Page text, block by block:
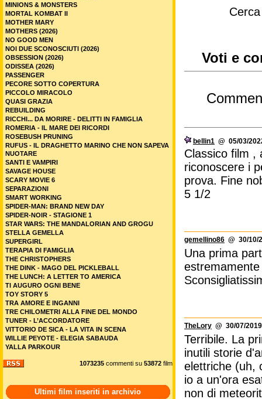
Voti e
bellin1 @ 05/03/
Classico film ,
riconoscere i
prova. Fine
5 1/2
gemellino86 @ 30/10/
Una prima
TheLory @ 30/07/
Terribile. La
inutili storie
elettriche (uh,
io a un'ora
non di
MINIONS & MONSTERS
MORTAL KOMBAT II
MOTHER MARY
MOTHERS (2026)
NO GOOD MEN
NOI DUE SCONOSCIUTI (2026)
OBSESSION (2026)
ODISSEA (2026)
PASSENGER
PECORE SOTTO COPERTURA
PICCOLO MIRACOLO
QUASI GRAZIA
REBUILDING
RICCHI... DA MORIRE - DELITTI IN FAMIGLIA
ROMERIA - IL MARE DEI RICORDI
ROSEBUSH PRUNING
RUFUS - IL DRAGHETTO MARINO CHE NON SAPEVA
NUOTARE
SANTI E VAMPIRI
SAVAGE HOUSE
SCARY MOVIE 6
SEPARAZIONI
SMART WORKING
SPIDER-MAN: BRAND NEW DAY
SPIDER-NOIR - STAGIONE 1
STAR WARS: THE MANDALORIAN AND GROGU
STELLA GEMELLA
SUPERGIRL
TERAPIA DI FAMIGLIA
THE CHRISTOPHERS
THE DINK - MAGO DEL PICKLEBALL
THE LUNCH: A LETTER TO AMERICA
TI AUGURO OGNI BENE
TOY STORY 5
TRA AMORE E INGANNI
TRE CHILOMETRI ALLA FINE DEL MONDO
TUNER - L’ACCORDATORE
VITTORIO DE SICA - LA VITA IN SCENA
WILLIE PEYOTE - ELEGIA SABAUDA
YALLA PARKOUR
1073235 commenti su 53872 film
Ultimi film inseriti in archivio